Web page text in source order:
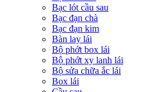
Bạc lót cầu sau
Bạc đạn chà
Bạc đạn kim
Bàn lay lái
Bộ phớt box lái
Bộ phớt xy lanh lái
Bộ sửa chữa ắc lái
Box lái